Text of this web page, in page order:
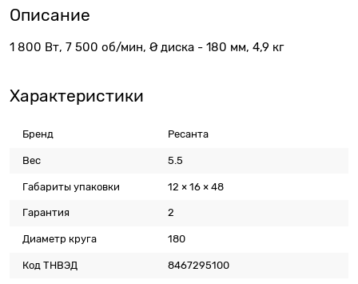
Описание
1 800 Вт, 7 500 об/мин, Ø диска - 180 мм, 4,9 кг
Характеристики
Бренд Ресанта
Вес 5.5
Габариты упаковки 12 × 16 × 48
Гарантия 2
Диаметр круга 180
Код ТНВЭД 8467295100